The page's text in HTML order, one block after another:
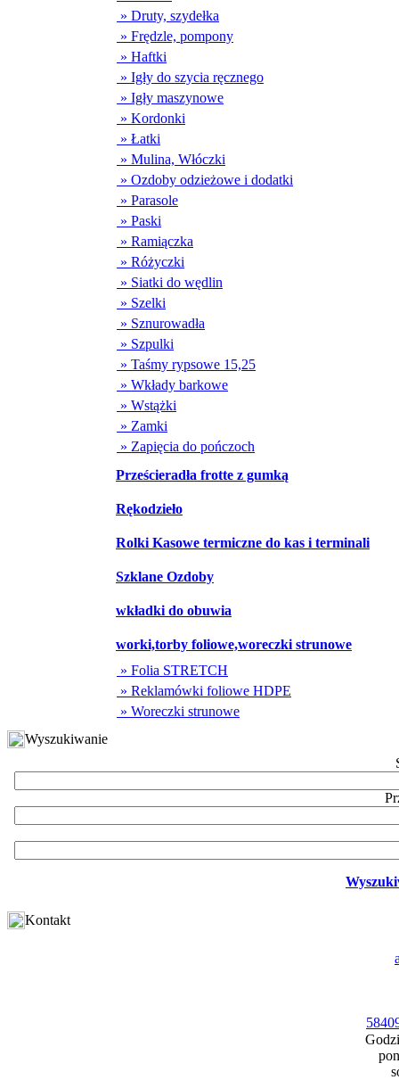
» Druty, szydełka
» Frędzle, pompony
» Haftki
» Igły do szycia ręcznego
» Igły maszynowe
» Kordonki
» Łatki
» Mulina, Włóczki
» Ozdoby odzieżowe i dodatki
» Parasole
» Paski
» Ramiączka
» Różyczki
» Siatki do wędlin
» Szelki
» Sznurowadła
» Szpulki
» Taśmy rypsowe 15,25
» Wkłady barkowe
» Wstążki
» Zamki
» Zapięcia do pończoch
Prześcieradła frotte z gumką
Rękodzieło
Rolki Kasowe termiczne do kas i terminali
Szklane Ozdoby
wkładki do obuwia
worki,torby foliowe,woreczki strunowe
» Folia STRETCH
» Reklamówki foliowe HDPE
» Woreczki strunowe
Wyszukiwanie
Kontakt